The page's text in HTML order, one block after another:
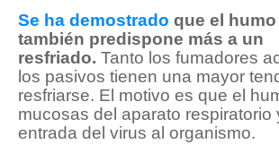
Se ha demostrado que el
también predispone más a un
resfriado. Tanto los fumadores
los pasivos tienen una mayor
resfriarse. El motivo es que el
mucosas del aparato respiratorio
entrada del virus al organismo.